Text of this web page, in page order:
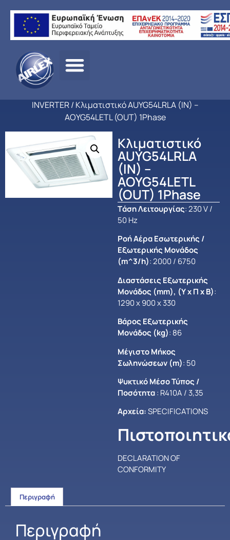
σελίδα/ΠΡΟΪΟΝΤΑ
INVERTER/ Κλιματιστικό AUYG54LRLA (IN) –
AOYG54LETL (OUT) 1Phase
Κλιματιστικό
AUYG54LRLA
(IN) –
AOYG54LETL
(OUT) 1Phase
Tάση Λειτουργίας: 230 V /
50 Hz
Ροή Αέρα Εσωτερικής /
Εξωτερικής Μονάδος
(m^3/h): 2000 / 6750
Διαστάσεις Εξωτερικής
Μονάδος (mm), (Υ x Π x B):
1290 x 900 x 330
Βάρος Εξωτερικής
Μονάδος (kg): 86
Μέγιστο Mήκος
Σωληνώσεων (m): 50
Ψυκτικό Μέσο Τύπος /
Ποσότητα: R410A / 3,35
Αρχεία:SPECIFICATIONS
DECLARATION OF
CONFORMITY
Περιγραφή
Περιγραφή